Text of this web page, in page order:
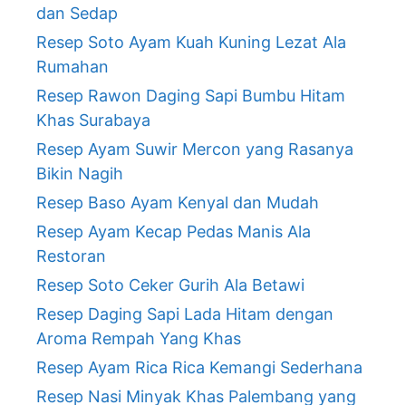
dan Sedap
Resep Soto Ayam Kuah Kuning Lezat Ala
Rumahan
Resep Rawon Daging Sapi Bumbu Hitam
Khas Surabaya
Resep Ayam Suwir Mercon yang Rasanya
Bikin Nagih
Resep Baso Ayam Kenyal dan Mudah
Resep Ayam Kecap Pedas Manis Ala
Restoran
Resep Soto Ceker Gurih Ala Betawi
Resep Daging Sapi Lada Hitam dengan
Aroma Rempah Yang Khas
Resep Ayam Rica Rica Kemangi Sederhana
Resep Nasi Minyak Khas Palembang yang